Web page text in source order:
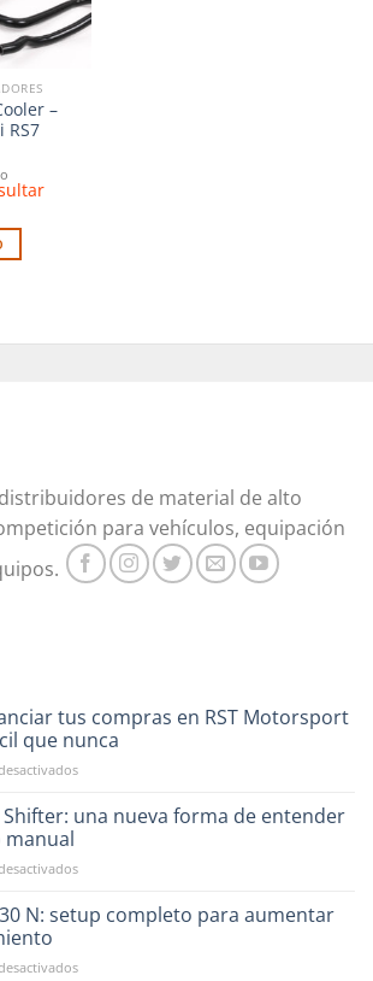
–
RS7
de material de alto
para vehículos, equipación
tus compras en RST Motorsport
que nunca
en
financiar
en
Motorsport
fácil
Shifter: una nueva forma de entender
manual
en
Ultra
Shifter:
nueva
N: setup completo para aumentar
en